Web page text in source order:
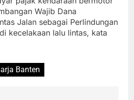
Wajib Dana
Jalan sebagai Perlindungan
kecelakaan lalu lintas, kata
Banten